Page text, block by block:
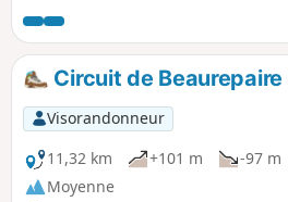
chemin sur l'ancienne voie ferrée
ombragée) avant de descendre sur
village de Grouches-Luchuel.
Circuit de Beaurepaire
Visorandonneur
11,32 km
+101 m -97 m
Moyenne